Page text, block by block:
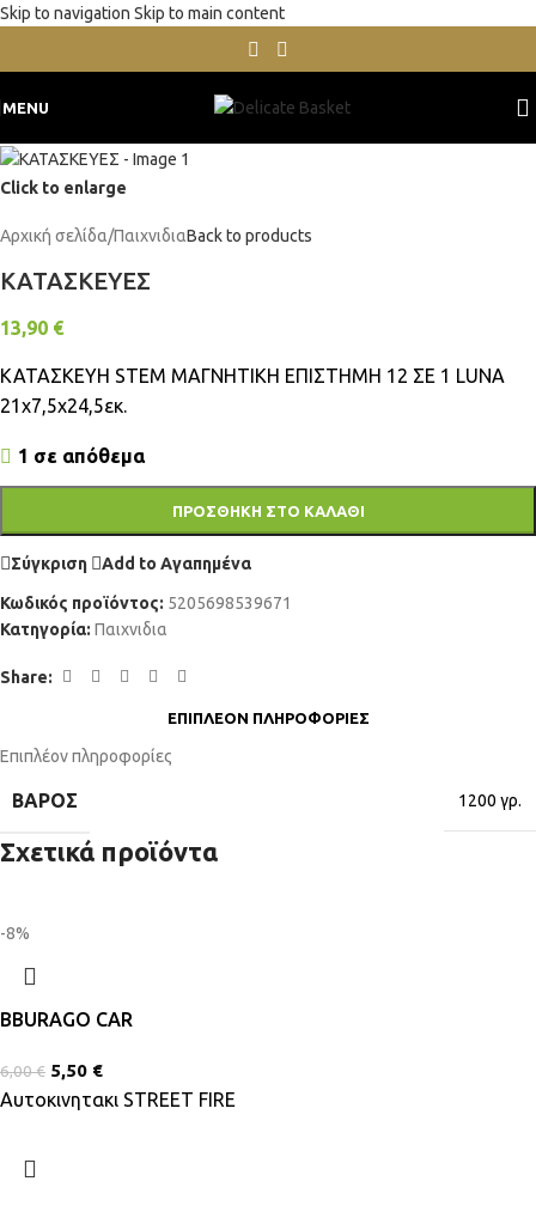
Skip to navigation Skip to main content
MENU
Click to enlarge
Αρχική σελίδα/ΠαιχνιδιαBack to products
ΚΑΤΑΣΚΕΥΕΣ
13,90 €
ΚΑΤΑΣΚΕΥΗ STEM ΜΑΓΝΗΤΙΚΗ ΕΠΙΣΤΗΜΗ 12 ΣΕ 1 LUNA
21χ7,5χ24,5εκ.
1 σε απόθεμα
ΠΡΟΣΘΉΚΗ ΣΤΟ ΚΑΛΆΘΙ
Σύγκριση Add to Αγαπημένα
Κωδικός προϊόντος: 5205698539671
Κατηγορία: Παιχνιδια
Share:
ΕΠΙΠΛΈΟΝ ΠΛΗΡΟΦΟΡΊΕΣ
Επιπλέον πληροφορίες
ΒΆΡΟΣ 1200 γρ.
Σχετικά προϊόντα
-8%
BΒURAGO CAR
6,00€ 5,50 €
Αυτοκινητακι STREET FIRE